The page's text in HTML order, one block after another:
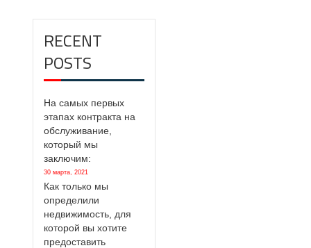
RECENT
POSTS
На самых первых
этапах контракта на
обслуживание,
который мы
заключим:
30 марта, 2021
Как только мы
определили
недвижимость, для
которой вы хотите
предоставить